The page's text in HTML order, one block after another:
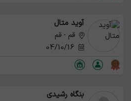
آوید متال
قم - قم
04/10/16
بنگاه رشیدی